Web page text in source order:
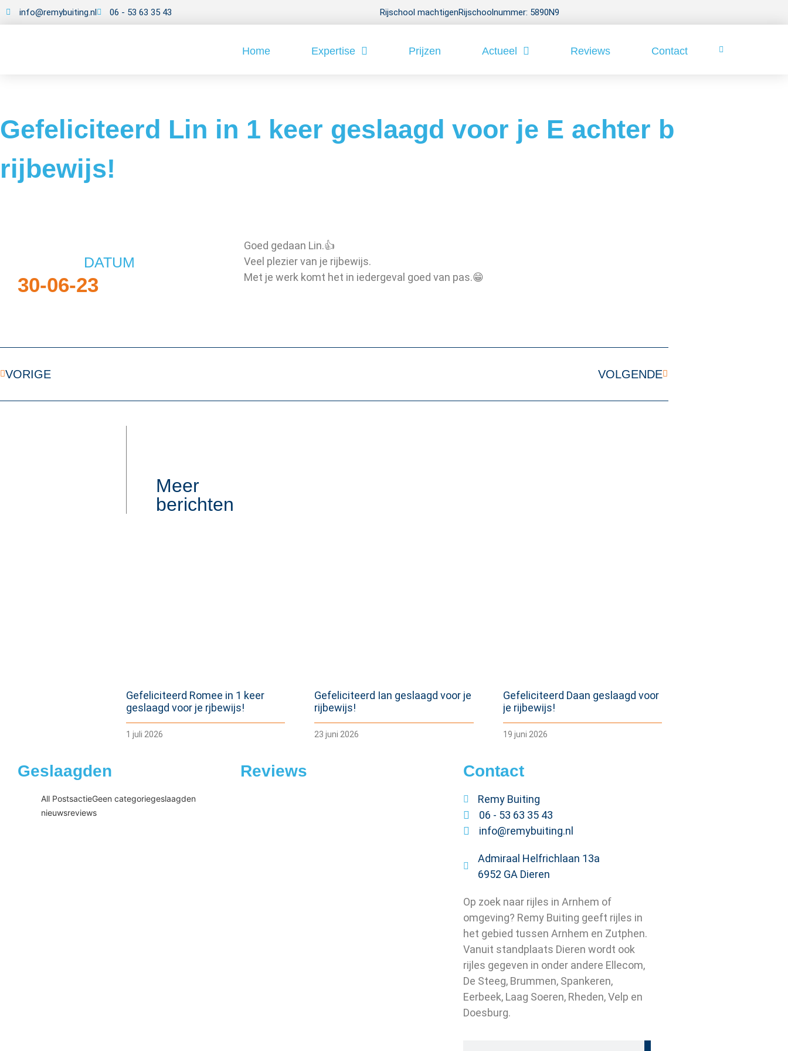
info@remybuiting.nl 06 - 53 63 35 43 Rijschool machtigenRijschoolnummer: 5890N9
Home Expertise Prijzen Actueel Reviews Contact
Gefeliciteerd Lin in 1 keer geslaagd voor je E achter b
rijbewijs!
DATUM
30-06-23
Goed gedaan Lin.👍
Veel plezier van je rijbewijs.
Met je werk komt het in iedergeval goed van pas.😁
VORIGE VOLGENDE
Meer
berichten
Gefeliciteerd Romee in 1 keer
geslaagd voor je rjbewijs!
1 juli 2026
Gefeliciteerd Ian geslaagd voor je
rijbewijs!
23 juni 2026
Gefeliciteerd Daan geslaagd voor
je rijbewijs!
19 juni 2026
Geslaagden
All PostsactieGeen categoriegeslaagden
nieuwsreviews
Reviews Contact
Remy Buiting
06 - 53 63 35 43
info@remybuiting.nl
Admiraal Helfrichlaan 13a
6952 GA Dieren
Op zoek naar rijles in Arnhem of
omgeving? Remy Buiting geeft rijles in
het gebied tussen Arnhem en Zutphen.
Vanuit standplaats Dieren wordt ook
rijles gegeven in onder andere Ellecom,
De Steeg, Brummen, Spankeren,
Eerbeek, Laag Soeren, Rheden, Velp en
Doesburg.